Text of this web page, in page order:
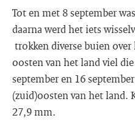
Tot en met 8 september
daarna werd het iets
trokken diverse buien
oosten van het land viel
september en 16
(zuid)oosten van het land.
27,9 mm.